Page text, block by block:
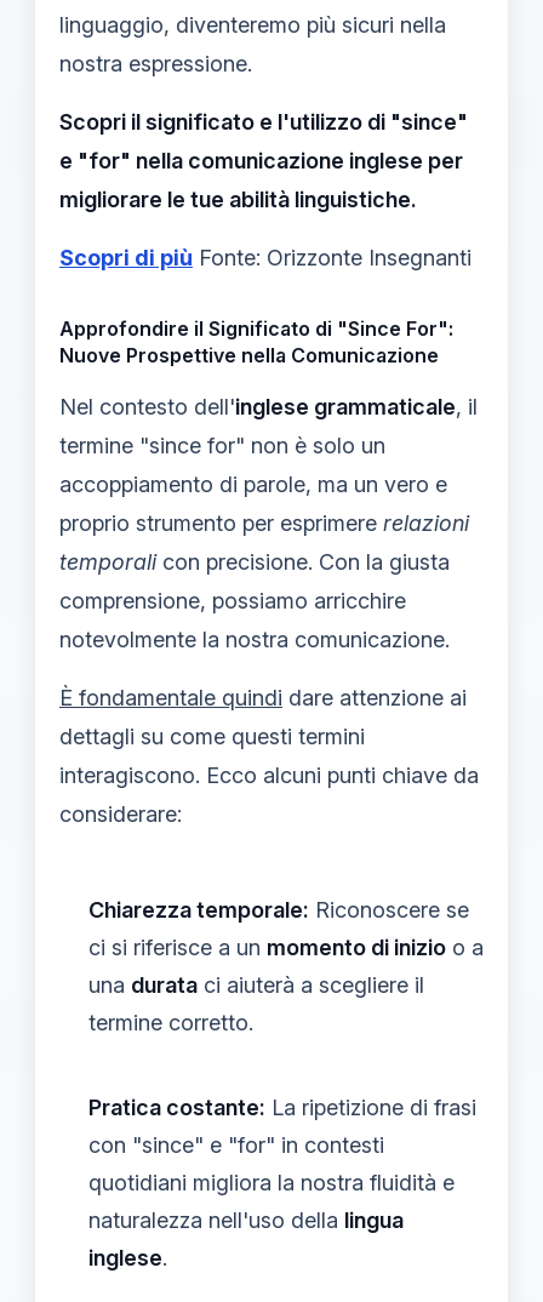
linguaggio, diventeremo più sicuri nella
nostra espressione.
Scopri il significato e l'utilizzo di "since"
e "for" nella comunicazione inglese per
migliorare le tue abilità linguistiche.
Scopri di più Fonte: Orizzonte Insegnanti
Approfondire il Significato di "Since For":
Nuove Prospettive nella Comunicazione
Nel contesto dell'inglese grammaticale, il
termine "since for" non è solo un
accoppiamento di parole, ma un vero e
proprio strumento per esprimere relazioni
temporalicon precisione. Con la giusta
comprensione, possiamo arricchire
notevolmente la nostra comunicazione.
È fondamentale quindi dare attenzione ai
dettagli su come questi termini
interagiscono. Ecco alcuni punti chiave da
considerare:
Chiarezza temporale: Riconoscere se
ci si riferisce a un momento di inizio o a
una durata ci aiuterà a scegliere il
termine corretto.
Pratica costante: La ripetizione di frasi
con "since" e "for" in contesti
quotidiani migliora la nostra fluidità e
naturalezza nell'uso della lingua
inglese.